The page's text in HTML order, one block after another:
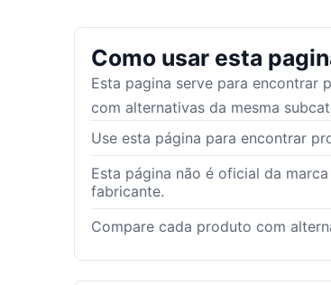
Como usar esta
Esta pagina serve para encontrar
com alternativas da mesma
Use esta página para encontrar
Esta página não é oficial da
fabricante.
Compare cada produto com